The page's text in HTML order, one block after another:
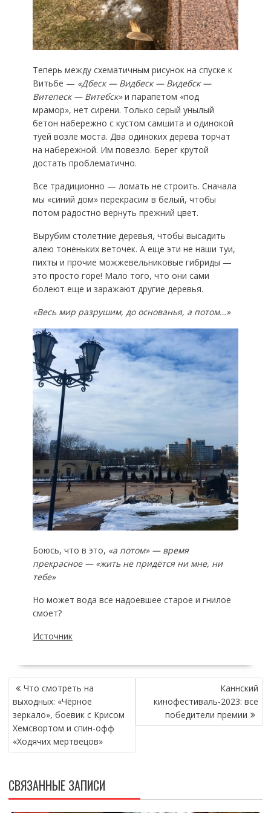
Теперь между схематичным рисунок на спуске к
Витьбе — «Дбеск — Видбеск — Видебск —
Витепеск — Витебск»и парапетом «под
мрамор», нет сирени. Только серый унылый
бетон набережно с кустом самшита и одинокой
туей возле моста. Два одиноких дерева торчат
на набережной. Им повезло. Берег крутой
достать проблематично.
Все традиционно — ломать не строить. Сначала
мы «синий дом» перекрасим в белый, чтобы
потом радостно вернуть прежний цвет.
Вырубим столетние деревья, чтобы высадить
алею тоненьких веточек. А еще эти не наши туи,
пихты и прочие можжевельниковые гибриды —
это просто горе! Мало того, что они сами
болеют еще и заражают другие деревья.
«Весь мир разрушим, до основанья, а потом…»
Боюсь, что в это, «а потом» — время
прекрасное — «жить не придётся ни мне, ни
тебе»
Но может вода все надоевшее старое и гнилое
смоет?
Источник
НАВИГАЦИЯ
ПО
ЗАПИСЯМ
Что смотреть на
выходных: «Чёрное
зеркало», боевик с Крисом
Хемсвортом и спин-офф
«Ходячих мертвецов»
Каннский
кинофестиваль-2023: все
победители премии
СВЯЗАННЫЕ ЗАПИСИ